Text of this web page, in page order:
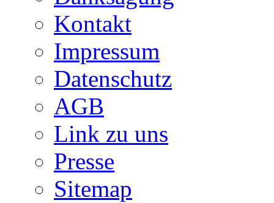
Kontakt
Impressum
Datenschutz
AGB
Link zu uns
Presse
Sitemap